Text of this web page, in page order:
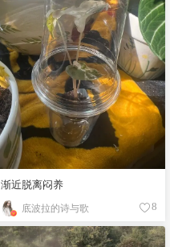
渐近脱离闷养
底波拉的诗与歌 8